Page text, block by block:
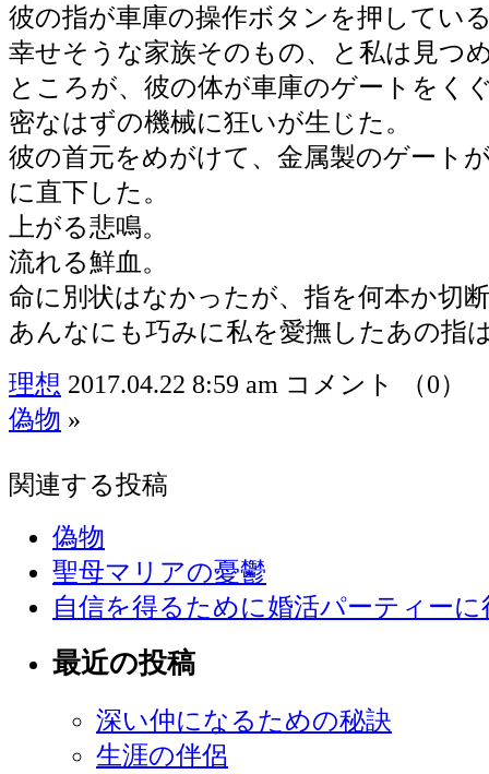
彼の指が車庫の操作ボタンを押してい
幸せそうな家族そのもの、と私は見つ
ところが、彼の体が車庫のゲートをく
密なはずの機械に狂いが生じた。
彼の首元をめがけて、金属製のゲート
に直下した。
上がる悲鳴。
流れる鮮血。
命に別状はなかったが、指を何本か切
あんなにも巧みに私を愛撫したあの指
理想 2017.04.22 8:59 am コメント （0）
偽物 »
関連する投稿
偽物
聖母マリアの憂鬱
自信を得るために婚活パーティーに
最近の投稿
深い仲になるための秘訣
生涯の伴侶